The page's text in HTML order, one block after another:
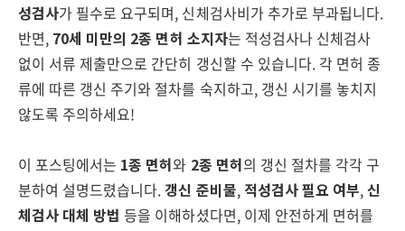
성검사가 필수로 요구되며, 신체검사비가 추가로 부과됩니다.
반면, 70세 미만의 2종 면허 소지자는 적성검사나 신체검사
없이 서류 제출만으로 간단히 갱신할 수 있습니다. 각 면허 종
류에 따른 갱신 주기와 절차를 숙지하고, 갱신 시기를 놓치지
않도록 주의하세요!
이 포스팅에서는 1종 면허와 2종 면허의 갱신 절차를 각각 구
분하여 설명드렸습니다.갱신 준비물, 적성검사 필요 여부,신
체검사 대체 방법 등을 이해하셨다면, 이제 안전하게 면허를